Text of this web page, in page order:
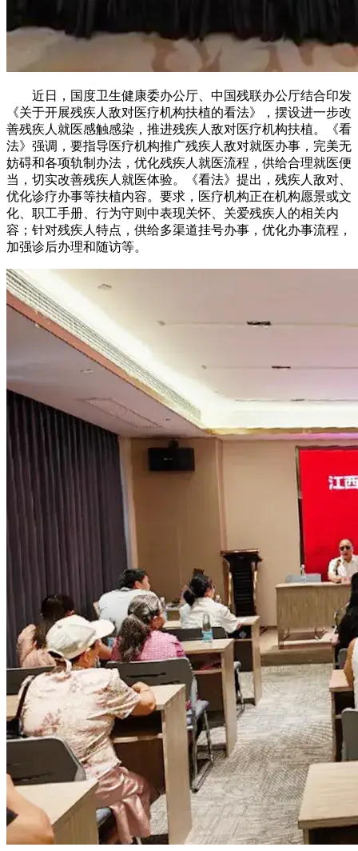
近日，国度卫生健康委办公厅、中国残联办公厅结合印发
《关于开展残疾人敌对医疗机构扶植的看法》，摆设进一步改
善残疾人就医感触感染，推进残疾人敌对医疗机构扶植。《看
法》强调，要指导医疗机构推广残疾人敌对就医办事，完美无
妨碍和各项轨制办法，优化残疾人就医流程，供给合理就医便
当，切实改善残疾人就医体验。《看法》提出，残疾人敌对、
优化诊疗办事等扶植内容。要求，医疗机构正在机构愿景或文
化、职工手册、行为守则中表现关怀、关爱残疾人的相关内
容；针对残疾人特点，供给多渠道挂号办事，优化办事流程，
加强诊后办理和随访等。